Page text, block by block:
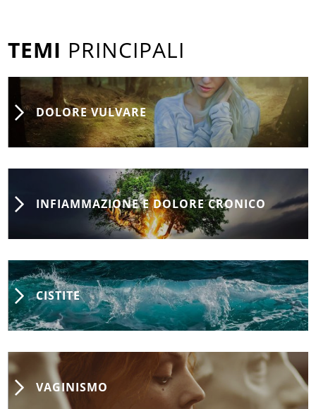
TEMI PRINCIPALI
DOLORE VULVARE
INFIAMMAZIONE E DOLORE CRONICO
CISTITE
VAGINISMO